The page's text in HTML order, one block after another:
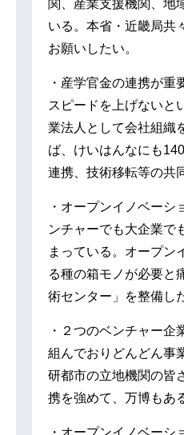
関、産業支援機関、地
いる。本省・近畿局共
お願いしたい。
・産学官金の連携が
スピードを上げないと
業法人として会社組織
ば、けいはんなにも
連携、技術移転等の共
・オープンイノベー
ンチャーでも大企業で
まっている。オープン
る種の箱モノが必要と
術センター」を整備し
・２つのベンチャー
組んでおりどんどん事
研都市の立地機関の皆
携を強めて、万博もあ
・オープンイノベー